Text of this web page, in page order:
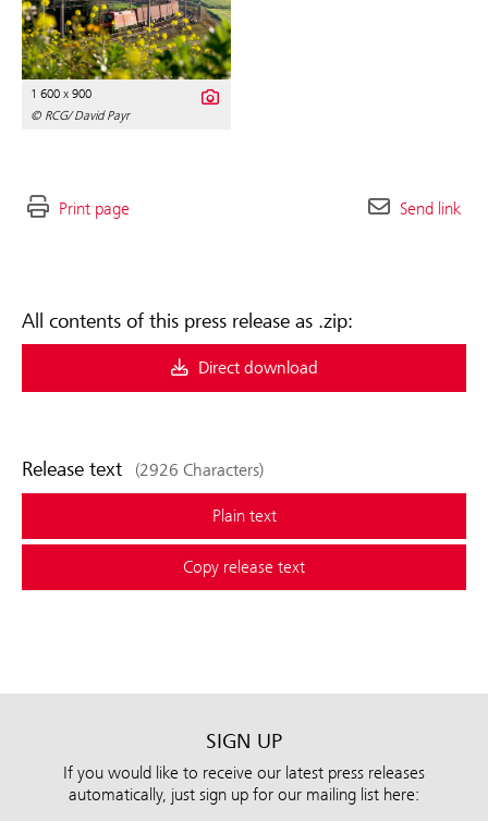
All contents of this press release as .zip:
Direct download
Release text (2926 Characters)
Plain text
Copy release text
1 600 x 900
© RCG/ David Payr
Print page Send link
SIGN UP
If you would like to receive our latest press releases
automatically, just sign up for our mailing list here: